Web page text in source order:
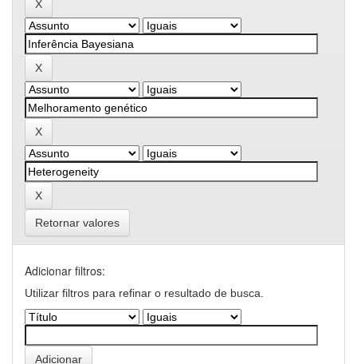
Retornar valores
Adicionar filtros:
Utilizar filtros para refinar o resultado de busca.